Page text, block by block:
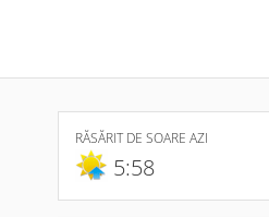
RĂSĂRIT DE SOARE AZI
5:58